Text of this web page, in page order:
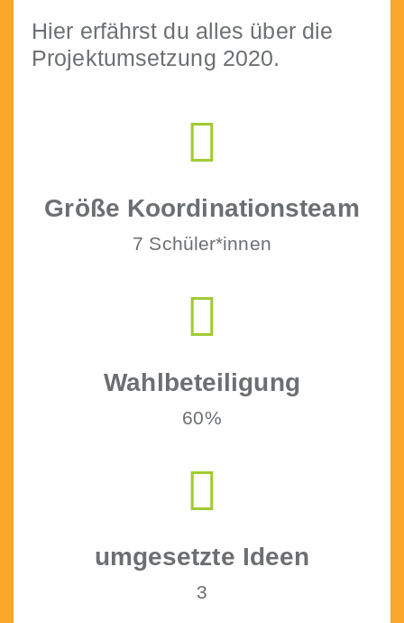
Hier erfährst du alles über die
Pro­jek­tum­set­zung 2020.
Größe Koor­di­na­tion­steam
7 Schüler*innen
Wahlbeteili­gung
60%
umge­set­zte Ideen
3